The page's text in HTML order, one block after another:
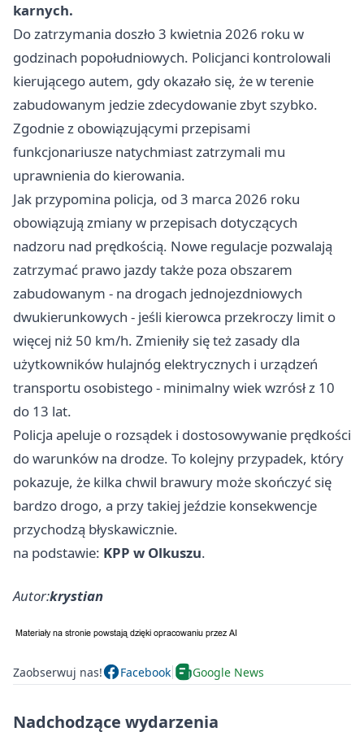
karnych.
Do zatrzymania doszło 3 kwietnia 2026 roku w
godzinach popołudniowych. Policjanci kontrolowali
kierującego autem, gdy okazało się, że w terenie
zabudowanym jedzie zdecydowanie zbyt szybko.
Zgodnie z obowiązującymi przepisami
funkcjonariusze natychmiast zatrzymali mu
uprawnienia do kierowania.
Jak przypomina policja, od 3 marca 2026 roku
obowiązują zmiany w przepisach dotyczących
nadzoru nad prędkością. Nowe regulacje pozwalają
zatrzymać prawo jazdy także poza obszarem
zabudowanym - na drogach jednojezdniowych
dwukierunkowych - jeśli kierowca przekroczy limit o
więcej niż 50 km/h. Zmieniły się też zasady dla
użytkowników hulajnóg elektrycznych i urządzeń
transportu osobistego - minimalny wiek wzrósł z 10
do 13 lat.
Policja apeluje o rozsądek i dostosowywanie prędkości
do warunków na drodze. To kolejny przypadek, który
pokazuje, że kilka chwil brawury może skończyć się
bardzo drogo, a przy takiej jeździe konsekwencje
przychodzą błyskawicznie.
na podstawie: KPP w Olkuszu.
Autor:krystian
Zaobserwuj nas! Facebook Google News
Nadchodzące wydarzenia